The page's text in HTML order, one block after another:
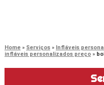
Home Serviços
Infláveis
infláveis personalizados preço